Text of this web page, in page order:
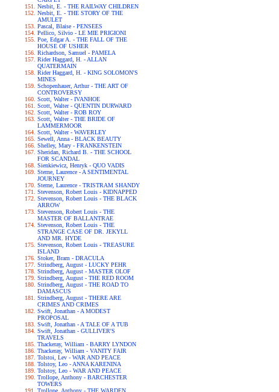
Nesbit, E. - THE RAILWAY CHILDREN
Nesbit, E. - THE STORY OF THE
AMULET
Pascal, Blaise - PENSEES
Pellico, Silvio - LE MIE PRIGIONI
Poe, Edgar A. - THE FALL OF THE
HOUSE OF USHER
Richardson, Samuel - PAMELA
Rider Haggard, H. - ALLAN
QUATERMAIN
Rider Haggard, H. - KING SOLOMON'S
MINES
Schopenhauer, Arthur - THE ART OF
CONTROVERSY
Scott, Walter - IVANHOE
Scott, Walter - QUENTIN DURWARD
Scott, Walter - ROB ROY
Scott, Walter - THE BRIDE OF
LAMMERMOOR
Scott, Walter - WAVERLEY
Sewell, Anna - BLACK BEAUTY
Shelley, Mary - FRANKENSTEIN
Sheridan, Richard B. - THE SCHOOL
FOR SCANDAL
Sienkiewicz, Henryk - QUO VADIS
Sterne, Laurence - A SENTIMENTAL
JOURNEY
Sterne, Laurence - TRISTRAM SHANDY
Stevenson, Robert Louis - KIDNAPPED
Stevenson, Robert Louis - THE BLACK
ARROW
Stevenson, Robert Louis - THE
MASTER OF BALLANTRAE
Stevenson, Robert Louis - THE
STRANGE CASE OF DR. JEKYLL
AND MR. HYDE
Stevenson, Robert Louis - TREASURE
ISLAND
Stoker, Bram - DRACULA
Strindberg, August - LUCKY PEHR
Strindberg, August - MASTER OLOF
Strindberg, August - THE RED ROOM
Strindberg, August - THE ROAD TO
DAMASCUS
Strindberg, August - THERE ARE
CRIMES AND CRIMES
Swift, Jonathan - A MODEST
PROPOSAL
Swift, Jonathan - A TALE OF A TUB
Swift, Jonathan - GULLIVER'S
TRAVELS
Thackeray, William - BARRY LYNDON
Thackeray, William - VANITY FAIR
Tolstoi, Lev - WAR AND PEACE
Tolstoy, Leo - ANNA KARENINA
Tolstoy, Leo - WAR AND PEACE
Trollope, Anthony - BARCHESTER
TOWERS
Trollope, Anthony - THE WARDEN